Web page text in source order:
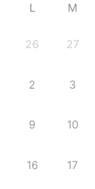
L M
26 27
2 3
9 10
16 17